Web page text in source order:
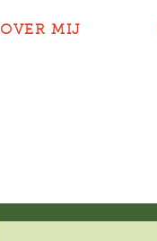
OVER MIJ